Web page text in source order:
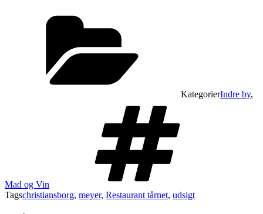
KategorierIndre by,
Mad og Vin
Tagschristiansborg, meyer, Restaurant tårnet, udsigt